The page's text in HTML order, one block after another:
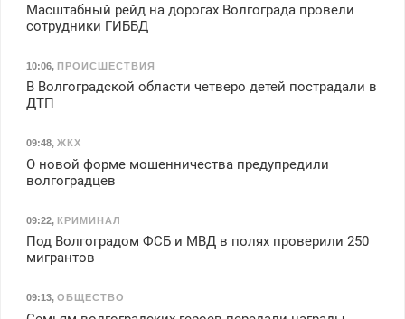
Масштабный рейд на дорогах Волгограда провели
сотрудники ГИББД
10:06, ПРОИСШЕСТВИЯ
В Волгоградской области четверо детей пострадали в
ДТП
09:48, ЖКХ
О новой форме мошенничества предупредили
волгоградцев
09:22, КРИМИНАЛ
Под Волгоградом ФСБ и МВД в полях проверили 250
мигрантов
09:13, ОБЩЕСТВО